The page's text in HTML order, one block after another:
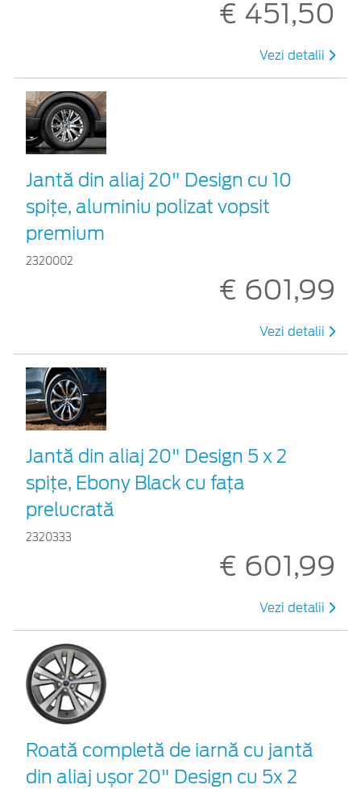
€ 451,50
Vezi detalii
Jantă din aliaj 20" Design cu 10
spițe, aluminiu polizat vopsit
premium
2320002
€ 601,99
Vezi detalii
Jantă din aliaj 20" Design 5 x 2
spiţe, Ebony Black cu fața
prelucrată
2320333
€ 601,99
Vezi detalii
Roată completă de iarnă cu jantă
din aliaj ușor 20" Design cu 5x 2